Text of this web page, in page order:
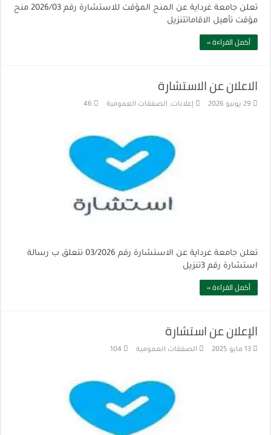
تعلن جامعة غرداية عن المنح المؤقت للاستشارة رقم 2026/03 منح
مؤقت تأهيل الاقاماتتنزيل
أكمل القراءة »
الاعلان عن الاستشارة
29 يونيو 2026 إعلانات, الصفقات العمومية 46
تعلن جامعة غرداية عن الاستشارة رقم 03/2026 تتعلق ب رسالة
استشارة رقم 3تنزيل
أكمل القراءة »
الإعلان عن استشارة
13 مايو 2025 الصفقات العمومية 104